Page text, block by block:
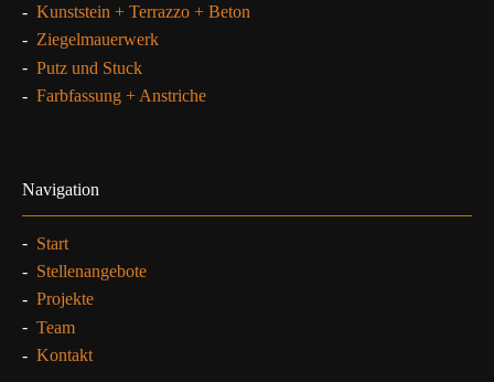
- Kunststein + Terrazzo + Beton
- Ziegelmauerwerk
- Putz und Stuck
- Farbfassung + Anstriche
Navigation
- Start
- Stellenangebote
- Projekte
- Team
- Kontakt